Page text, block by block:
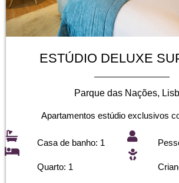
ESTÚDIO DELUXE
Parque das Nações,
Apartamentos estúdio exclusivos
Casa de banho: 1
Quarto: 1